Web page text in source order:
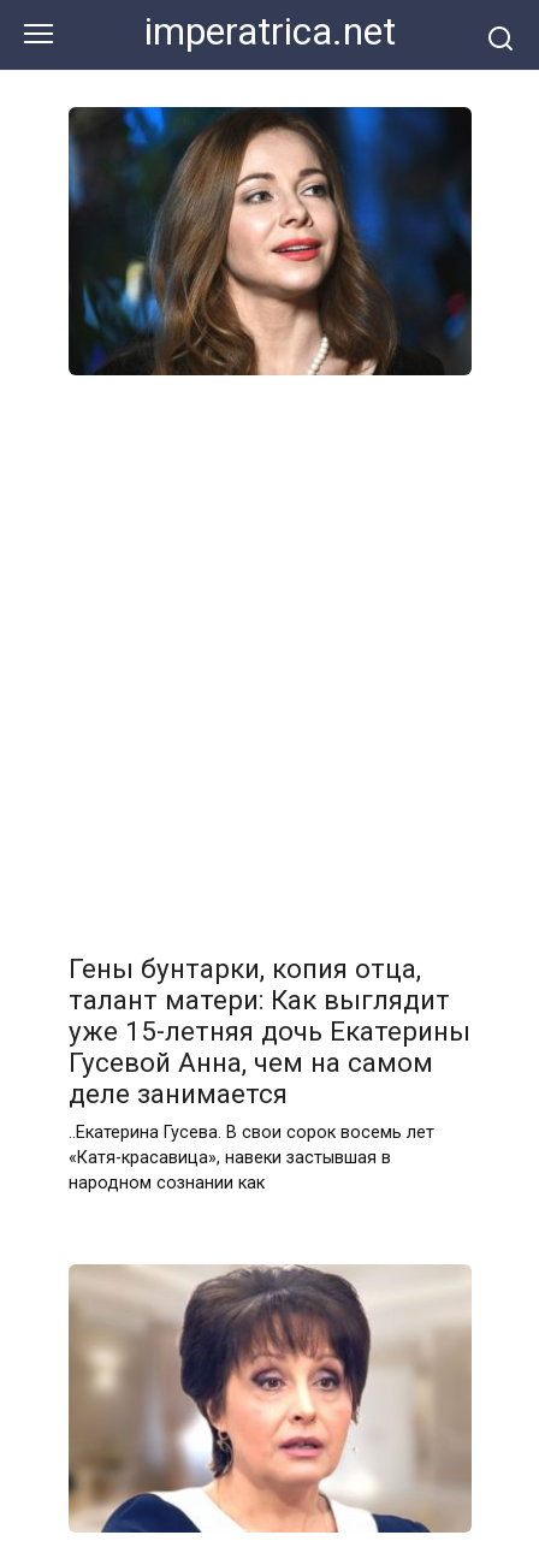
контенту
imperatrica.net
Гены бунтарки, копия отца,
талант матери: Как выглядит
уже 15-летняя дочь Екатерины
Гусевой Анна, чем на самом
деле занимается
..Екатерина Гусева. В свои сорок восемь лет
«Катя-красавица», навеки застывшая в
народном сознании как